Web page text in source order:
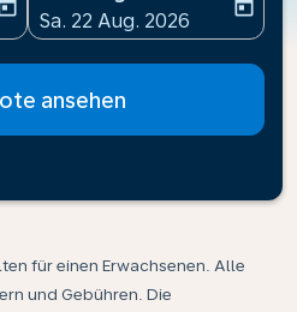
date-aria-label
fc-booking-return-date-
Sa. 22 Aug. 2026
today
ansehen
für einen Erwachsenen. Alle
und Gebühren. Die